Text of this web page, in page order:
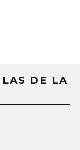
DE LA